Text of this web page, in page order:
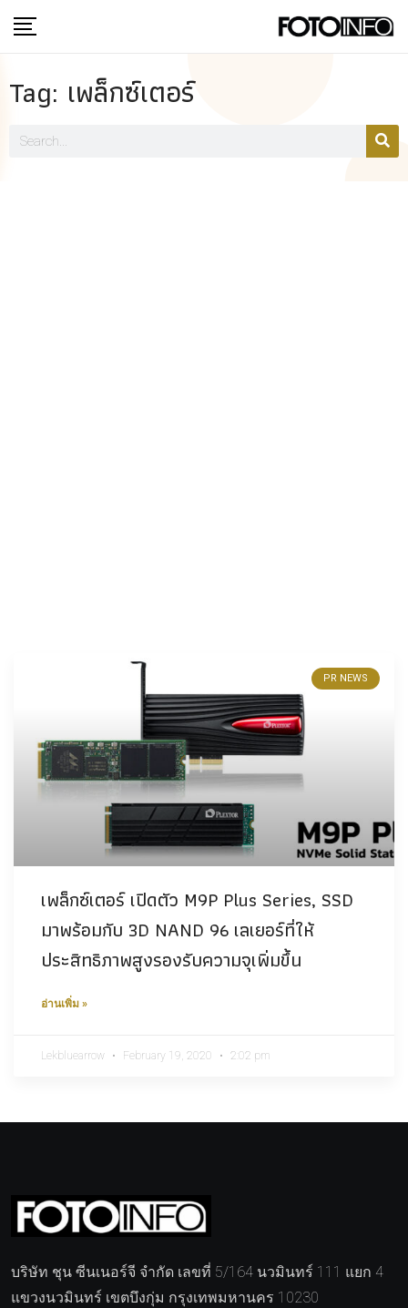
Tag: เพล็กซ์เตอร์
PR NEWS
เพล็กซ์เตอร์ เปิดตัว M9P Plus Series, SSD
มาพร้อมกับ 3D NAND 96 เลเยอร์ที่ให้
ประสิทธิภาพสูงรองรับความจุเพิ่มขึ้น
อ่านเพิ่ม »
Lekbluearrow February 19, 2020 2:02 pm
บริษัท ชุน ซีนเนอร์จี จำกัด เลขที่ 5/164 นวมินทร์ 111 แยก 4
แขวงนวมินทร์ เขตบึงกุ่ม กรุงเทพมหานคร 10230